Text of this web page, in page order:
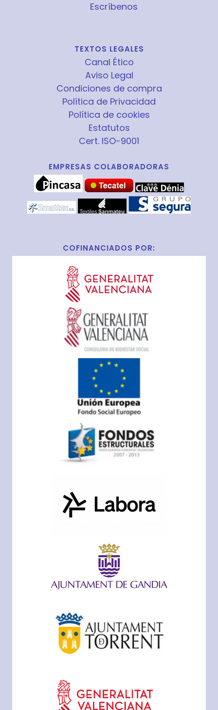
Escríbenos
TEXTOS LEGALES
Canal Ético
Aviso Legal
Condiciones de compra
Política de Privacidad
Política de cookies
Estatutos
Cert. ISO-9001
EMPRESAS COLABORADORAS
COFINANCIADOS POR: